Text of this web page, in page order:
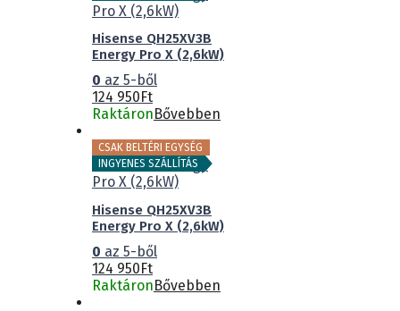
Hisense QH25XV3B
Energy Pro X (2,6kW)
0 az 5-ből
124 950 Ft
Raktáron Bővebben
CSAK BELTÉRI EGYSÉG
INGYENES SZÁLLÍTÁS
Hisense QH25XV3B
Energy Pro X (2,6kW)
0 az 5-ből
124 950Ft
RaktáronBővebben